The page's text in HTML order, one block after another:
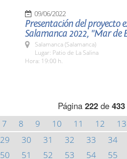
09/06/2022
Presentación del proyecto
Salamanca 2022, "Mar de
Salamanca (Salamanca)
Lugar: Patio de La Salina
Hora: 19:00 h.
Página 222de 433
7 8 9 10 11 12 13
29 30 31 32 33 34
50 51 52 53 54 55